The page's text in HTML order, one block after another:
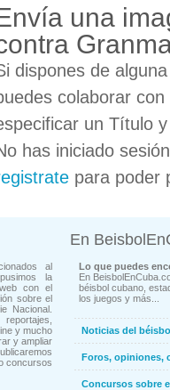
una
dispones de
colaborar
un Título
has iniciado
para poder
al
la
con el
sobre el
Nacional.
y mucho
y ampliar
concursos
En
Lo que puedes
En
béisbol cubano,
los juegos y más...
Noticias del
Foros, opiniones,
Concursos sobre